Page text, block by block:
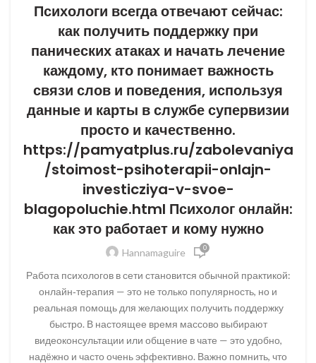
Психологи всегда отвечают сейчас:
как получить поддержку при
панических атаках и начать лечение
каждому, кто понимает важность
связи слов и поведения, используя
данные и карты в службе супервизии
просто и качественно.
https://pamyatplus.ru/zabolevaniya
/stoimost-psihoterapii-onlajn-
investicziya-v-svoe-
blagopoluchie.html Психолог онлайн:
как это работает и кому нужно
Hannamaguire 0
Работа психологов в сети становится обычной практикой:
онлайн‑терапия — это не только популярность, но и
реальная помощь для желающих получить поддержку
быстро. В настоящее время массово выбирают
видеоконсультации или общение в чате — это удобно,
надёжно и часто очень эффективно. Важно помнить, что